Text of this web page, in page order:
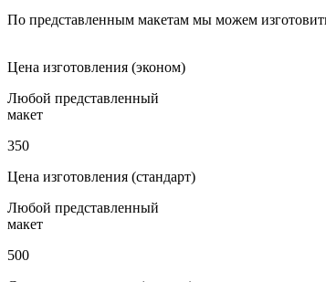
По представленным макетам мы можем
Цена изготовления (эконом)
Любой представленный
макет
350
Цена изготовления (стандарт)
Любой представленный
макет
500